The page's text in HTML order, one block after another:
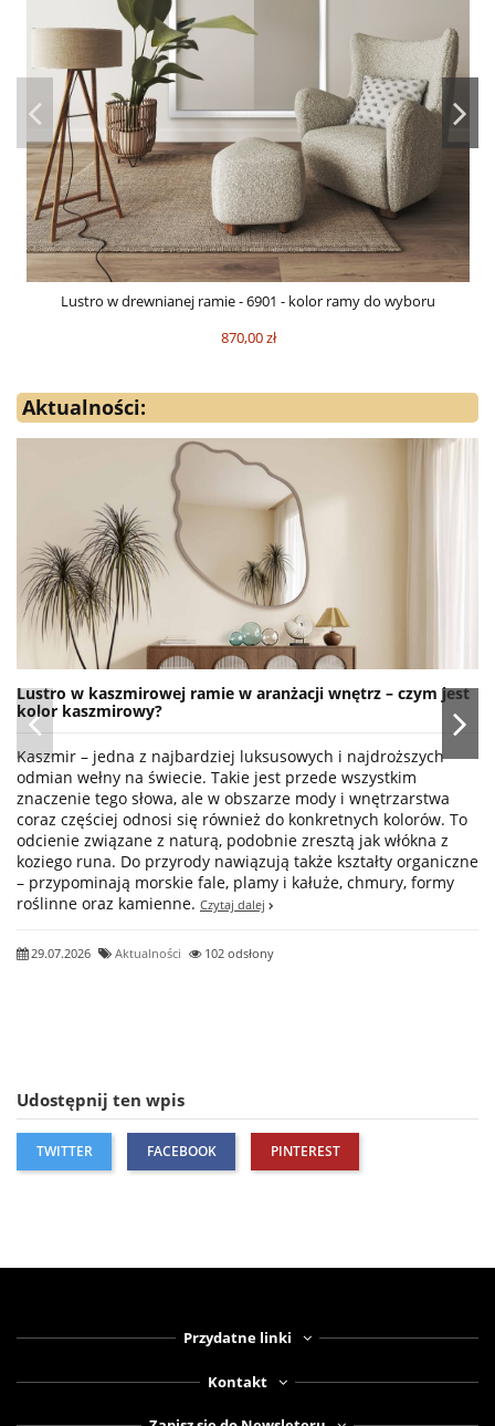
Lustro w drewnianej ramie - 6901 - kolor ramy do wyboru
870,00 zł
Aktualności:
Lustro w kaszmirowej ramie w aranżacji wnętrz – czym jest
kolor kaszmirowy?
Kaszmir – jedna z najbardziej luksusowych i najdroższych
odmian wełny na świecie. Takie jest przede wszystkim
znaczenie tego słowa, ale w obszarze mody i wnętrzarstwa
coraz częściej odnosi się również do konkretnych kolorów. To
odcienie związane z naturą, podobnie zresztą jak włókna z
koziego runa. Do przyrody nawiązują także kształty organiczne
– przypominają morskie fale, plamy i kałuże, chmury, formy
roślinne oraz kamienne. Czytaj dalej
29.07.2026 Aktualności 102 odsłony
Udostępnij ten wpis
TWITTER FACEBOOK PINTEREST
Przydatne linki
Kontakt